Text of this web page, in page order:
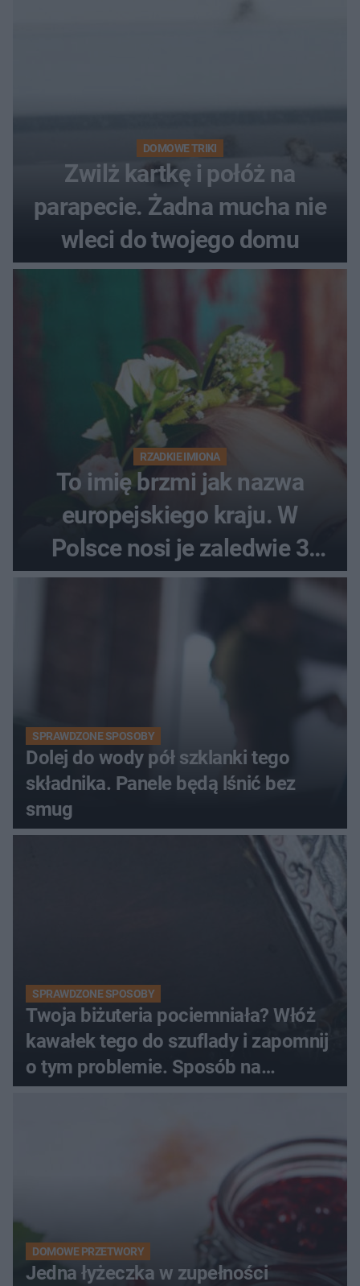
DOMOWE TRIKI
Zwilż kartkę i połóż na
parapecie. Żadna mucha nie
wleci do twojego domu
RZADKIE IMIONA
To imię brzmi jak nazwa
europejskiego kraju. W
Polsce nosi je zaledwie 3
kobiety
SPRAWDZONE SPOSOBY
Dolej do wody pół szklanki tego
składnika. Panele będą lśnić bez
smug
SPRAWDZONE SPOSOBY
Twoja biżuteria pociemniała? Włóż
kawałek tego do szuflady i zapomnij
o tym problemie. Sposób na
pociemniałą biżuterię
DOMOWE PRZETWORY
Jedna łyżeczka w zupełności